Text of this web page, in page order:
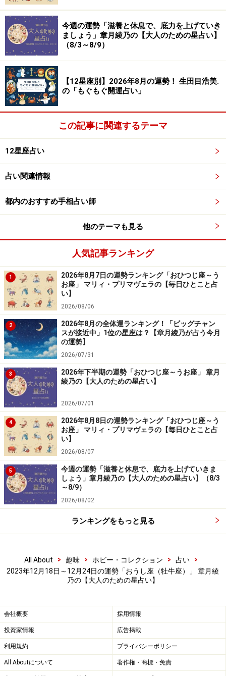
今週の運勢「滋養と休息で、底力を上げていき
ましょう」章月綾乃の【大人のための星占い】
（8/3～8/9）
【12星座別】2026年8月の運勢！ 生田目浩美.
の「もぐもぐ開運占い」
この記事に関連するテーマ
12星座占い
占い関連情報
都内のおすすめ手相占い師
他のテーマも見る
人気記事ランキング
1
2026年8月7日の運勢ランキング「おひつじ座～う
お座」 マリィ・プリマヴェラの【毎日ひとこと占
い】
2026/08/06
2
2026年8月の全体運ランキング！「ビッグチャン
スが接近中」1位の星座は？【章月綾乃が占う今月
の運勢】
2026/07/31
3
2026年下半期の運勢「おひつじ座～うお座」 章月
綾乃の【大人のための星占い】
2026/07/01
4
2026年8月8日の運勢ランキング「おひつじ座～う
お座」 マリィ・プリマヴェラの【毎日ひとこと占
い】
2026/08/07
5
今週の運勢「滋養と休息で、底力を上げていきま
しょう」章月綾乃の【大人のための星占い】（8/3
～8/9）
2026/08/02
ランキングをもっと見る
All About > 趣味 > ホビー・コレクション > 占い
>
2023年12月18日～12月24日の運勢「おうし座（牡牛座）」 章月綾
乃の【大人のための星占い】
会社概要 採用情報
投資家情報 広告掲載
利用規約 プライバシーポリシー
All Aboutについて 著作権・商標・免責